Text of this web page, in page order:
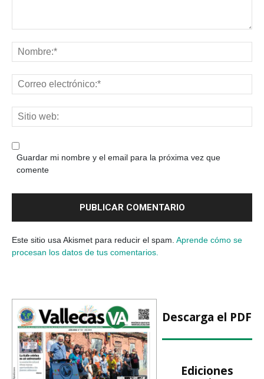
Guardar mi nombre y el email para la próxima vez que
comente
Este sitio usa Akismet para reducir el spam. Aprende cómo se
procesan los datos de tus comentarios.
Descarga el PDF
Ediciones